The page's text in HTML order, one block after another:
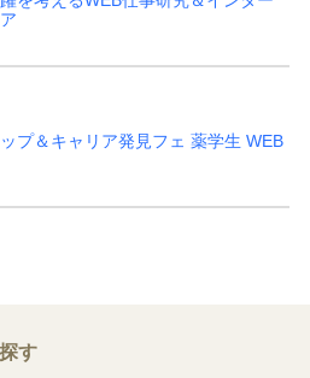
プ＆キャリア発見フェ 薬学生 WEB
す